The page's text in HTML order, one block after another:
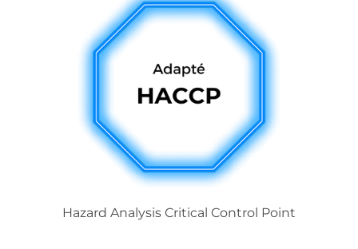
Hazard Analysis Critical Control Point